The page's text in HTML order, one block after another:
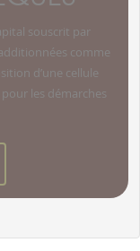
souscrit par
comme
d’une cellule
les démarches